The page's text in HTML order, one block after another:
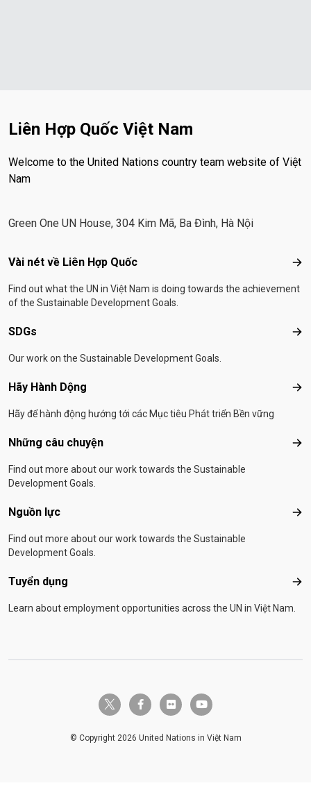
Liên Hợp Quốc Việt Nam
Welcome to the United Nations country team website of Việt
Nam
Green One UN House, 304 Kim Mã, Ba Đình, Hà Nội
Footer menu
Vài nét về Liên Hợp Quốc Vài
Find out what the UN in Việt Nam is doing towards the achievement
of the Sustainable Development Goals.
SDGs
Our work on the Sustainable Development Goals.
Hãy Hành Dộng
Hãy để hành động hướng tới các Mục tiêu Phát triển Bền vững
Những câu chuyện
Find out more about our work towards the Sustainable
Development Goals.
Nguồn lực
Find out more about our work towards the Sustainable
Development Goals.
Tuyển dụng
Learn about employment opportunities across the UN in Việt Nam.
twitter-x facebook-fflickr youtube
© Copyright 2026 United Nations in Việt Nam